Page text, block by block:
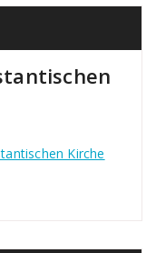
Kirche